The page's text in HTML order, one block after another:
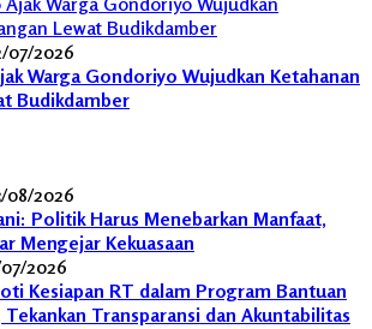
07/2026
Warga Gondoriyo Wujudkan Ketahanan
Budikdamber
08/2026
Politik Harus Menebarkan Manfaat,
Mengejar Kekuasaan
2026
Kesiapan RT dalam Program Bantuan
Transparansi dan Akuntabilitas